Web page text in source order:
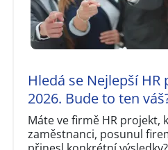
Hledá se Nejlepší
2026. Bude to ten
Máte ve firmě HR projekt,
zaměstnanci, posunul